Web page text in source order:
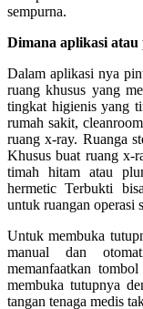
sempurna.
Dimana aplikasi
Dalam aplikasi nya
ruang khusus yang
tingkat higienis yang
rumah sakit,
ruang x-ray. Ruanga
Khusus buat ruang x-
timah hitam atau
hermetic Terbukti
untuk ruangan operasi
Untuk membuka
manual dan
memanfaatkan
membuka tutupnya
tangan tenaga medis